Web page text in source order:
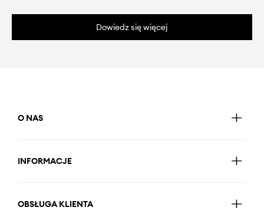
Dowiedz się więcej
O NAS
INFORMACJE
OBSŁUGA KLIENTA